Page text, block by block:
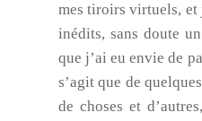
mes tiroirs virtuels, et
inédits, sans doute
que j’ai eu envie de
s’agit que de
de choses et